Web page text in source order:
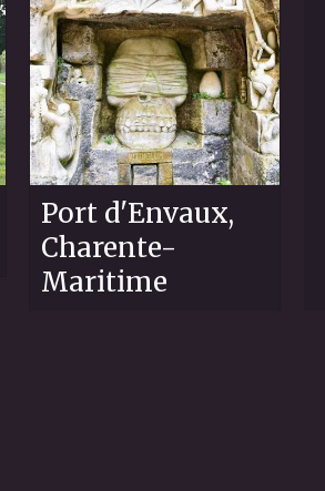
Port d'Envaux,
Charente-
Maritime